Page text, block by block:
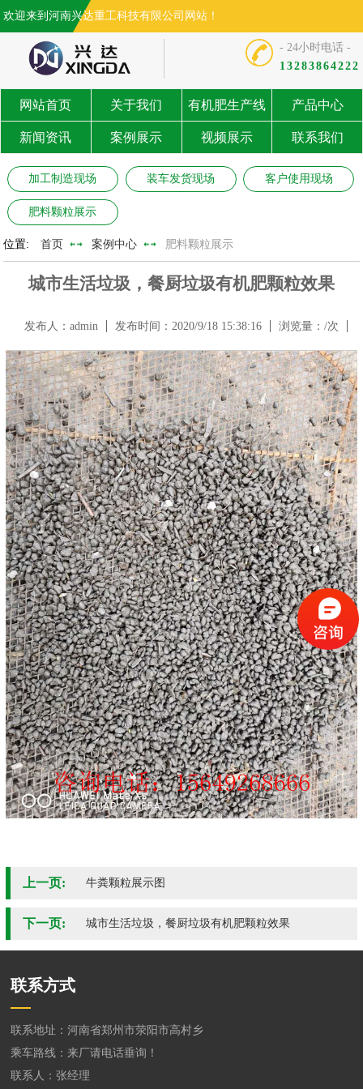
欢迎来到河南兴达重工科技有限公司网站！
- 24小时电话 -
13283864222
网站首页 关于我们 有机肥生产线 产品中心
新闻资讯 案例展示 视频展示 联系我们
加工制造现场 装车发货现场 客户使用现场
肥料颗粒展示
位置: 首页 案例中心 肥料颗粒展示
城市生活垃圾，餐厨垃圾有机肥颗粒效果
发布人：admin 发布时间：2020/9/18 15:38:16 浏览量： /次
上一页: 牛粪颗粒展示图
下一页: 城市生活垃圾，餐厨垃圾有机肥颗粒效果
联系方式
联系地址：河南省郑州市荥阳市高村乡
乘车路线：来厂请电话垂询！
联系人：张经理